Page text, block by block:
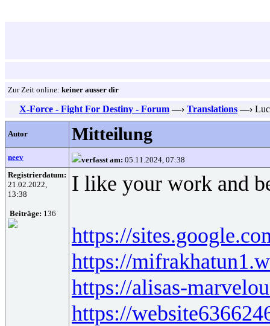
Zur Zeit online: keiner ausser dir
X-Force - Fight For Destiny - Forum —› Translations —›
Autor Mitteilung
neev verfasst am: 05.11.2024, 07:38
Registrierdatum:
21.02.2022,
13:38
Beiträge: 136
I like your work and
https://
https://
https://alisas-
https://